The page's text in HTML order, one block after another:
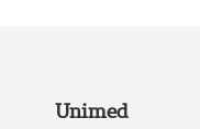
Unimed